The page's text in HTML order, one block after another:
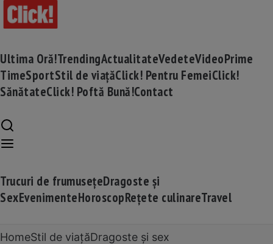
Ultima Oră!TrendingActualitateVedeteVideoPrime
TimeSportStil de viațăClick! Pentru FemeiClick!
SănătateClick! Poftă Bună!Contact
Trucuri de frumusețeDragoste și
SexEvenimenteHoroscopRețete culinareTravel
HomeStil de viațăDragoste și sex